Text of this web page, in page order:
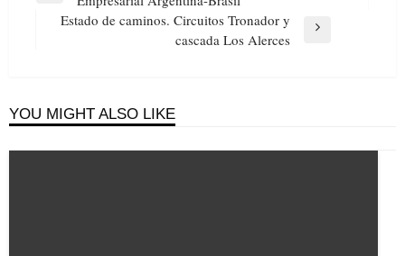
entradas
Estado de caminos. Circuitos Tronador y
cascada Los Alerces
YOU MIGHT ALSO LIKE